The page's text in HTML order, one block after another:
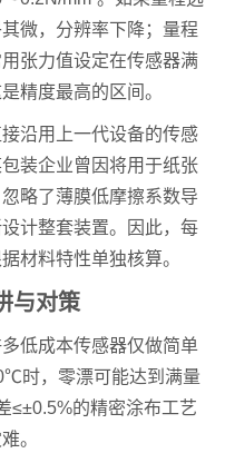
微，分辨率下降；量程
张力值设定在传感器满
精度最高的区间。
沿用上一代设备的传感
装企业曾因将用于纸张
略了薄膜低摩擦系数导
计整套装置。因此，每
材料特性单独核算。
与对策
低成本传感器仅做简单
时，零漂可能达到满量
≤±0.5%的精密涂布工艺
。